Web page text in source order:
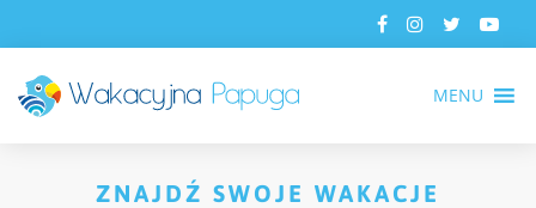
MENU
ZNAJDŹ SWOJE WAKACJE